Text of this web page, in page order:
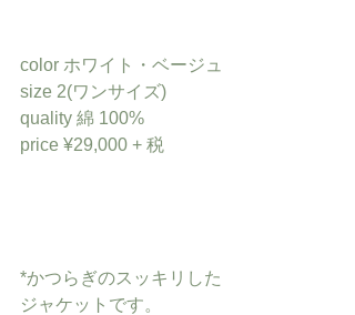
color ホワイト・ベージュ
size 2(ワンサイズ)
quality 綿 100%
price ¥29,000 + 税
*かつらぎのスッキリした
ジャケットです。